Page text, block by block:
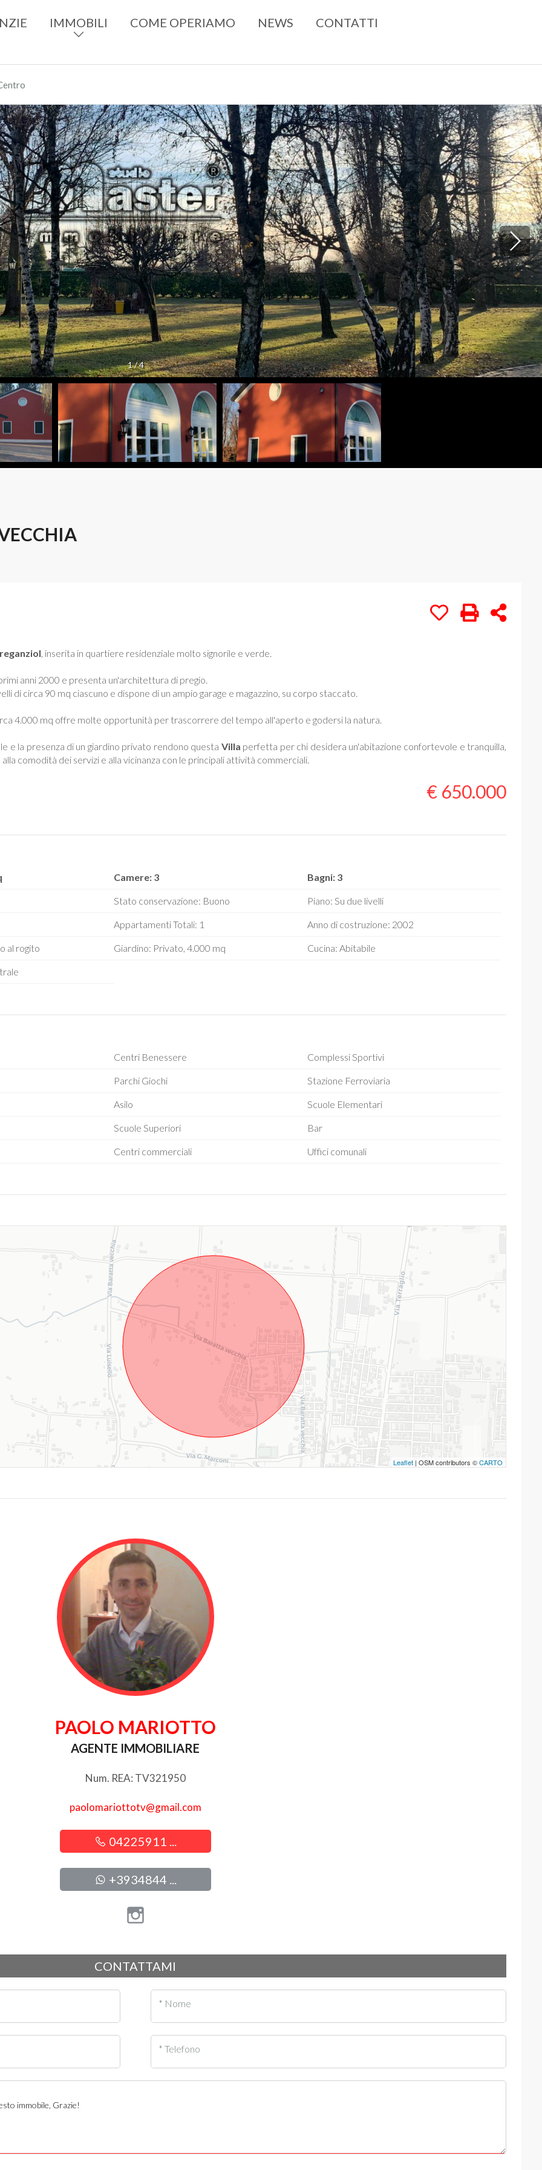
IMMOBILI COME OPERIAMO NEWS CONTATTI
1/4
, inserita in quartiere residenziale molto signorile e verde.
anni 2000 e presenta un'architettura di pregio.
di circa 90 mq ciascuno e dispone di un ampio garage e magazzino, su corpo staccato.
4.000 mq offre molte opportunità per trascorrere del tempo all'aperto e godersi la natura.
e la presenza di un giardino privato rendono questa Villa perfetta per chi desidera un'abitazione confortevole e tranquilla,
comodità dei servizi e alla vicinanza con le principali attività commerciali.
€ 650.000
Camere: 3 Bagni: 3
Stato conservazione: Buono Piano: Su due livelli
Appartamenti Totali: 1 Anno di costruzione: 2002
al rogito Giardino: Privato, 4.000 mq Cucina: Abitabile
Centri Benessere Complessi Sportivi
Parchi Giochi Stazione Ferroviaria
Asilo Scuole Elementari
Scuole Superiori Bar
Centri commerciali Uffici comunali
Leaflet | OSM contributors ©CARTO
PAOLO MARIOTTO
AGENTE IMMOBILIARE
Num. REA: TV321950
paolomariottotv@gmail.com
04225911 ...
+3934844 ...
CONTATTAMI
* Nome
* Telefono